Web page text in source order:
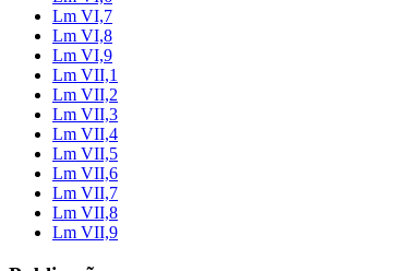
Lm VI,7
Lm VI,8
Lm VI,9
Lm VII,1
Lm VII,2
Lm VII,3
Lm VII,4
Lm VII,5
Lm VII,6
Lm VII,7
Lm VII,8
Lm VII,9